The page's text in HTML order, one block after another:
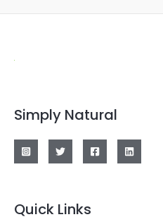
Simply Natural
Quick Links